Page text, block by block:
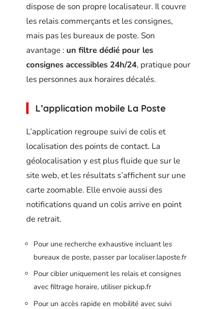
dispose de son propre localisateur. Il couvre
les relais commerçants et les consignes,
mais pas les bureaux de poste. Son
avantage : un filtre dédié pour les
consignes accessibles 24h/24, pratique pour
les personnes aux horaires décalés.
L’application mobile La Poste
L’application regroupe suivi de colis et
localisation des points de contact. La
géolocalisation y est plus fluide que sur le
site web, et les résultats s’affichent sur une
carte zoomable. Elle envoie aussi des
notifications quand un colis arrive en point
de retrait.
Pour une recherche exhaustive incluant les
bureaux de poste, passer par localiser.laposte.fr
Pour cibler uniquement les relais et consignes
avec filtrage horaire, utiliser pickup.fr
Pour un accès rapide en mobilité avec suivi